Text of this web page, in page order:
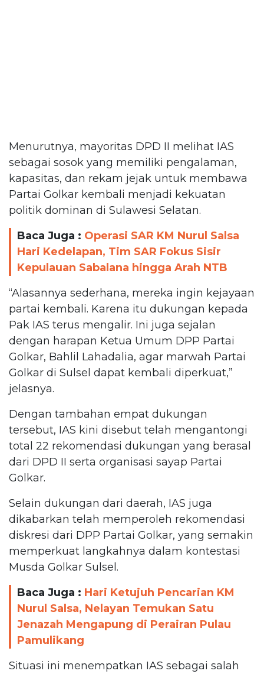
Menurutnya, mayoritas DPD II melihat IAS
sebagai sosok yang memiliki pengalaman,
kapasitas, dan rekam jejak untuk membawa
Partai Golkar kembali menjadi kekuatan
politik dominan di Sulawesi Selatan.
Baca Juga : Operasi SAR KM Nurul Salsa
Hari Kedelapan, Tim SAR Fokus Sisir
Kepulauan Sabalana hingga Arah NTB
“Alasannya sederhana, mereka ingin kejayaan
partai kembali. Karena itu dukungan kepada
Pak IAS terus mengalir. Ini juga sejalan
dengan harapan Ketua Umum DPP Partai
Golkar, Bahlil Lahadalia, agar marwah Partai
Golkar di Sulsel dapat kembali diperkuat,”
jelasnya.
Dengan tambahan empat dukungan
tersebut, IAS kini disebut telah mengantongi
total 22 rekomendasi dukungan yang berasal
dari DPD II serta organisasi sayap Partai
Golkar.
Selain dukungan dari daerah, IAS juga
dikabarkan telah memperoleh rekomendasi
diskresi dari DPP Partai Golkar, yang semakin
memperkuat langkahnya dalam kontestasi
Musda Golkar Sulsel.
Baca Juga : Hari Ketujuh Pencarian KM
Nurul Salsa, Nelayan Temukan Satu
Jenazah Mengapung di Perairan Pulau
Pamulikang
Situasi ini menempatkan IAS sebagai salah